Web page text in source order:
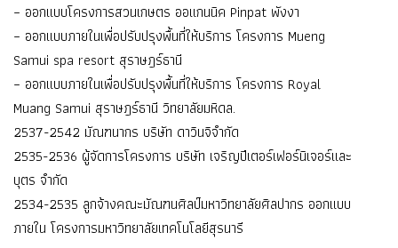
– ออกแบบโครงการสวนเกษตร ออแกนนิค Pinpat พังงา
– ออกแบบภายในเพื่อปรับปรุงพื้นที่ให้บริการ โครงการ Mueng
Samui spa resort สุราษฎร์ธานี
– ออกแบบภายในเพื่อปรับปรุงพื้นที่ให้บริการ โครงการ Royal
Muang Samui สุราษฎร์ธานี วิทยาลัยมหิดล.
2537-2542 มัณฑนากร บริษัท ดาวินจิจำกัด
2535-2536 ผู้จัดการโครงการ บริษัท เจริญปีเตอร์เฟอร์นิเจอร์และ
บุตร จำกัด
2534-2535 ลูกจ้างคณะมัณฑนศิลป์มหาวิทยาลัยศิลปากร ออกแบบ
ภายใน โครงการมหาวิทยาลัยเทคโนโลยีสุรนารี